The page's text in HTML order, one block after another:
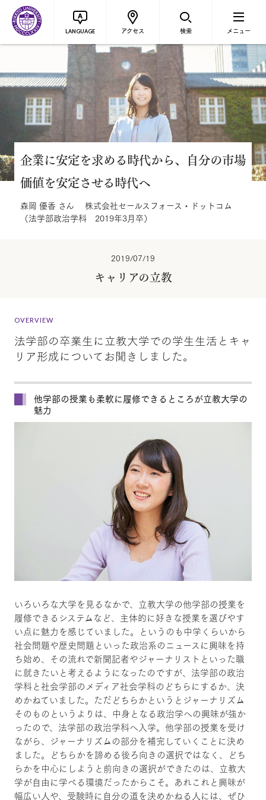
LANGUAGE アクセス 検索 メニュー
企業に安定を求める時代から、自分の市場
価値を安定させる時代へ
森岡 優香 さん 株式会社セールスフォース・ドットコム
（法学部政治学科 2019年3月卒）
2019/07/19
キャリアの立教
OVERVIEW
法学部の卒業生に立教大学での学生生活とキャ
リア形成についてお聞きしました。
他学部の授業も柔軟に履修できるところが立教大学の
魅力
いろいろな大学を見るなかで、立教大学の他学部の授業を
履修できるシステムなど、主体的に好きな授業を選びやす
い点に魅力を感じていました。というのも中学くらいから
社会問題や歴史問題といった政治系のニュースに興味を持
ち始め、その流れで新聞記者やジャーナリストといった職
に就きたいと考えるようになったのですが、法学部の政治
学科と社会学部のメディア社会学科のどちらにするか、決
めかねていました。ただどちらかというとジャーナリズム
そのものというよりは、中身となる政治学への興味が強か
ったので、法学部の政治学科へ入学。他学部の授業を受け
ながら、ジャーナリズムの部分を補完していくことに決め
ました。どちらかを諦める後ろ向きの選択ではなく、どち
らかを中心にしようと前向きの選択ができたのは、立教大
学が自由に学べる環境だったからこそ。あれこれと興味が
幅広い人や、受験時に自分の道を決めかねる人には、ぜひ